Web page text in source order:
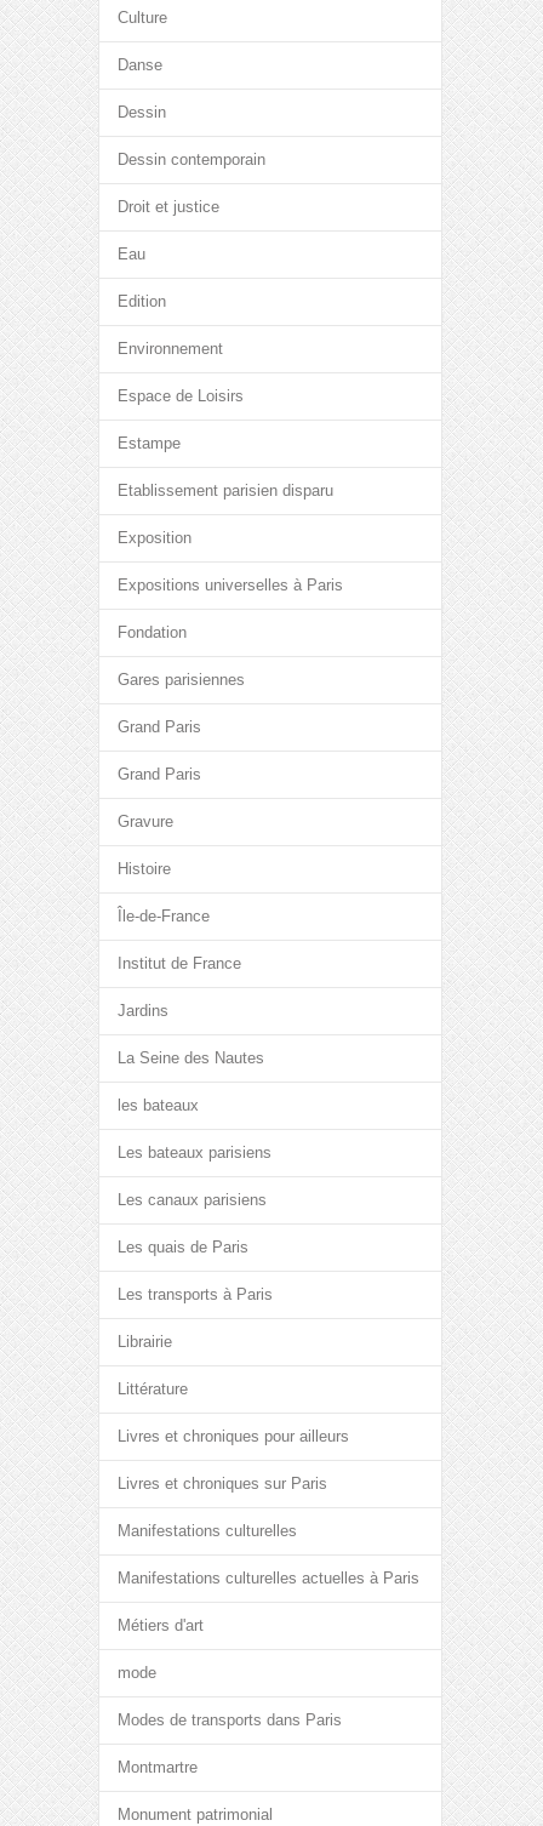
Culture
Danse
Dessin
Dessin contemporain
Droit et justice
Eau
Edition
Environnement
Espace de Loisirs
Estampe
Etablissement parisien disparu
Exposition
Expositions universelles à Paris
Fondation
Gares parisiennes
Grand Paris
Grand Paris
Gravure
Histoire
Île-de-France
Institut de France
Jardins
La Seine des Nautes
les bateaux
Les bateaux parisiens
Les canaux parisiens
Les quais de Paris
Les transports à Paris
Librairie
Littérature
Livres et chroniques pour ailleurs
Livres et chroniques sur Paris
Manifestations culturelles
Manifestations culturelles actuelles à Paris
Métiers d'art
mode
Modes de transports dans Paris
Montmartre
Monument patrimonial